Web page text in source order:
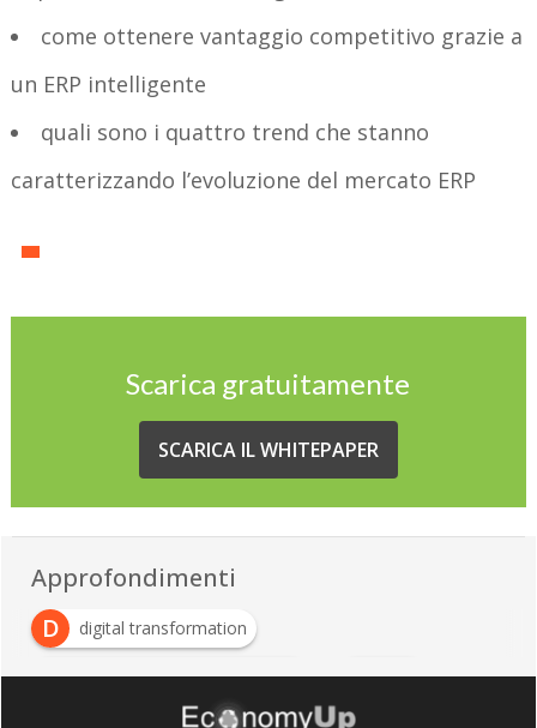
come ottenere vantaggio competitivo grazie a
un ERP intelligente
quali sono i quattro trend che stanno
caratterizzando l’evoluzione del mercato ERP
Scarica gratuitamente
SCARICA IL WHITEPAPER
Approfondimenti
D
digital transformation
E Enterprise resource planning E ERP